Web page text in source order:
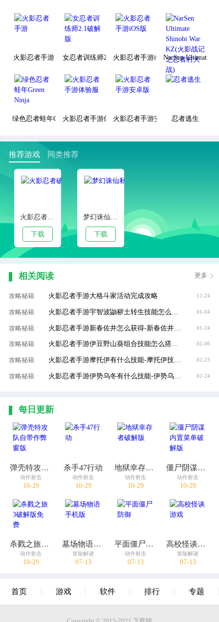
火影忍者手游 女忍者训练师2.1破解版火影忍者手游iOS版NarSen Ultimate
绿色忍者蛙年Green Ninja火影忍者手游体验服火影忍者手游安卓版忍者逃生
推荐游戏 同类推荐
火影忍者破解版全忍者
下载
梦幻诛仙私服
下载
相关阅读 更多
攻略秘籍 火影忍者手游大格斗家活动完成攻略 12-24
攻略秘籍 01-04
攻略秘籍 火影忍者手游新春佐井怎么获得-新春佐井获得方法 01-24
攻略秘籍 火影忍者手游伊豆野山葵组合技能怎么搭配?火影忍者手游伊豆野山葵组合技能搭配攻略 02-06
攻略秘籍 火影忍者手游摩托伊有什么技能-摩托伊技能效果 02-23
攻略秘籍 火影忍者手游伊势乌冬有什么技能-伊势乌冬技能有哪些 02-24
每日更新
弹壳特攻队自带作弊窗版
动作射击
10-29
杀手47行动
动作射击
10-29
地狱幸存者破解版
动作射击
10-29
僵尸阴谋内置菜单破解版
动作射击
10-29
杀戮之旅3破解版免费
动作射击
10-29
墓场物语手机版
冒险解谜
07-13
平面僵尸防御
动作射击
07-13
高校怪谈游戏
冒险解谜
07-13
首页 游戏 软件 排行 专题